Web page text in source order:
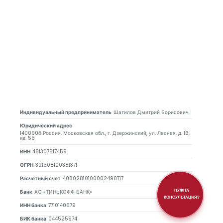
Индивидуальный предприниматель Шатилов Дмитрий Борисович
Юридический адрес
140090б Россия, Московская обл., г. Дзержинский, ул. Лесная, д. 16,
кв. 55
ИНН 481307517459
ОГРН 321508100381371
Расчетный счет 40802810100002498717
Банк АО «ТИНЬКОФФ БАНК»
ИНН банка 7710140679
БИК банка 044525974
НУЖНА
КОНСУЛЬТАЦИЯ?